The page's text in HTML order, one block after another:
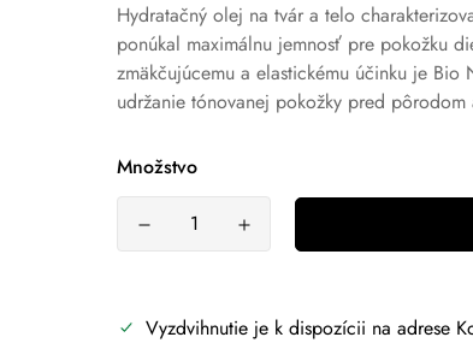
Hydratačný olej na tvár a telo
ponúkal maximálnu jemnosť pre pokožku
zmäkčujúcemu a elastickému účinku je
udržanie tónovanej pokožky pred
Množstvo
Vyzdvihnutie je k dispozícii na adrese